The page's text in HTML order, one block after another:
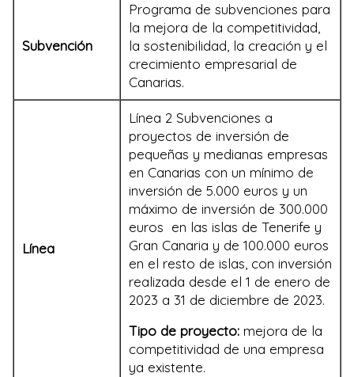
Subvención
Programa de subvenciones para
la mejora de la competitividad,
la sostenibilidad, la creación y el
crecimiento empresarial de
Canarias.
Línea
Línea 2 Subvenciones a
proyectos de inversión de
pequeñas y medianas empresas
en Canarias con un mínimo de
inversión de 5.000 euros y un
máximo de inversión de 300.000
euros en las islas de Tenerife y
Gran Canaria y de 100.000 euros
en el resto de islas, con inversión
realizada desde el 1 de enero de
2023 a 31 de diciembre de 2023.
Tipo de proyecto: mejora de la
competitividad de una empresa
ya existente.